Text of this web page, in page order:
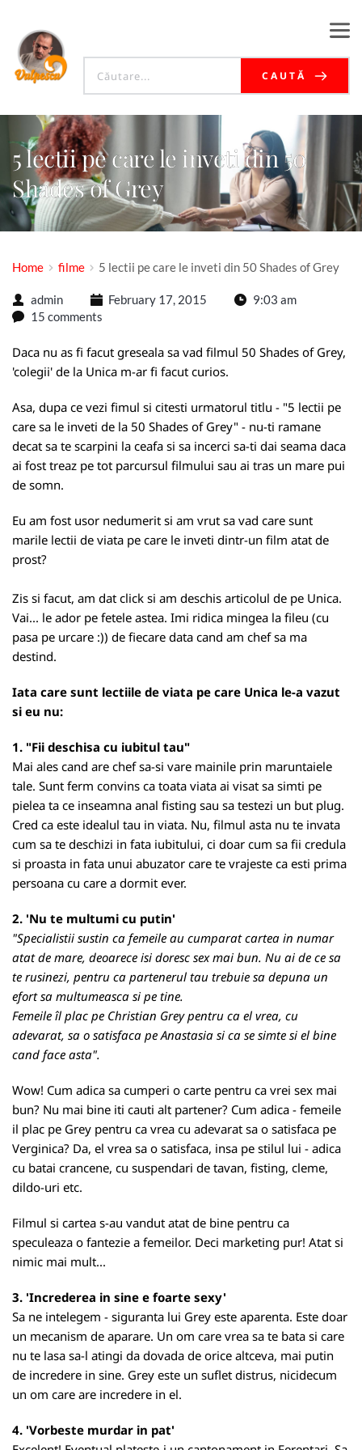
CAUTĂ
5 lectii pe care le inveti din 50
Shades of Grey
Home filme 5 lectii pe care le inveti din 50 Shades of Grey
admin February 17, 2015
9:03 am
15 comments
Daca nu as fi facut greseala sa vad filmul 50 Shades of Grey,
'colegii' de la Unica m-ar fi facut curios.
Asa, dupa ce vezi fimul si citesti urmatorul titlu - "5 lectii pe
care sa le inveti de la 50 Shades of Grey" - nu-ti ramane
decat sa te scarpini la ceafa si sa incerci sa-ti dai seama daca
ai fost treaz pe tot parcursul filmului sau ai tras un mare pui
de somn.
Eu am fost usor nedumerit si am vrut sa vad care sunt
marile lectii de viata pe care le inveti dintr-un film atat de
prost?
Zis si facut, am dat click si am deschis articolul de pe Unica.
Vai... le ador pe fetele astea. Imi ridica mingea la fileu (cu
pasa pe urcare :)) de fiecare data cand am chef sa ma
destind.
Iata care sunt lectiile de viata pe care Unica le-a vazut
si eu nu:
1. "Fii deschisa cu iubitul tau"
Mai ales cand are chef sa-si vare mainile prin maruntaiele
tale. Sunt ferm convins ca toata viata ai visat sa simti pe
pielea ta ce inseamna anal fisting sau sa testezi un but plug.
Cred ca este idealul tau in viata. Nu, filmul asta nu te invata
cum sa te deschizi in fata iubitului, ci doar cum sa fii credula
si proasta in fata unui abuzator care te vrajeste ca esti prima
persoana cu care a dormit ever.
2. 'Nu te multumi cu putin'
"Specialistii sustin ca femeile au cumparat cartea in numar
atat de mare, deoarece isi doresc sex mai bun. Nu ai de ce sa
te rusinezi, pentru ca partenerul tau trebuie sa depuna un
efort sa multumeasca si pe tine.
Femeile îl plac pe Christian Grey pentru ca el vrea, cu
adevarat, sa o satisfaca pe Anastasia si ca se simte si el bine
cand face asta".
Wow! Cum adica sa cumperi o carte pentru ca vrei sex mai
bun? Nu mai bine iti cauti alt partener? Cum adica - femeile
il plac pe Grey pentru ca vrea cu adevarat sa o satisfaca pe
Verginica? Da, el vrea sa o satisfaca, insa pe stilul lui - adica
cu batai crancene, cu suspendari de tavan, fisting, cleme,
dildo-uri etc.
Filmul si cartea s-au vandut atat de bine pentru ca
speculeaza o fantezie a femeilor. Deci marketing pur! Atat si
nimic mai mult...
3. 'Increderea in sine e foarte sexy'
Sa ne intelegem - siguranta lui Grey este aparenta. Este doar
un mecanism de aparare. Un om care vrea sa te bata si care
nu te lasa sa-l atingi da dovada de orice altceva, mai putin
de incredere in sine. Grey este un suflet distrus, nicidecum
un om care are incredere in el.
4. 'Vorbeste murdar in pat'